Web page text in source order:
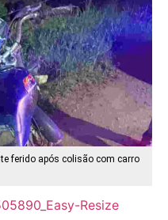
ferido após colisão com carro